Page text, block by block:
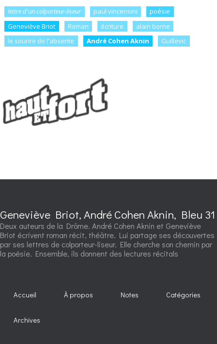
lettre d'un colporteur-liseur paul vincensini
poésie
Geneviève Briot
Roman écriture
alain borne
le sourire de l'absente
André Cohen Aknin Guillevic
Geneviève Briot, André Cohen Aknin, Bleu 31
Deux auteurs de la Drôme. André Cohen Aknin et Geneviève
Briot écrivent roman récit, théâtre. Lui partage ses découvertes
par ses lettres de colporteur-liseur. Elle cherche son chemin par
la poésie. Ensemble, ils donnent des lectures récitals
Accueil À propos Notes Catégories
Archives